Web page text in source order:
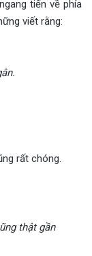
tiến về phía
viết rằng:
rất chóng.
thật gần